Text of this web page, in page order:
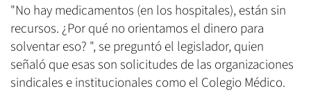
"No hay medicamentos (en los hospitales), están sin
recursos. ¿Por qué no orientamos el dinero para
solventar eso? ", se preguntó el legislador, quien
señaló que esas son solicitudes de las organizaciones
sindicales e institucionales como el Colegio Médico.